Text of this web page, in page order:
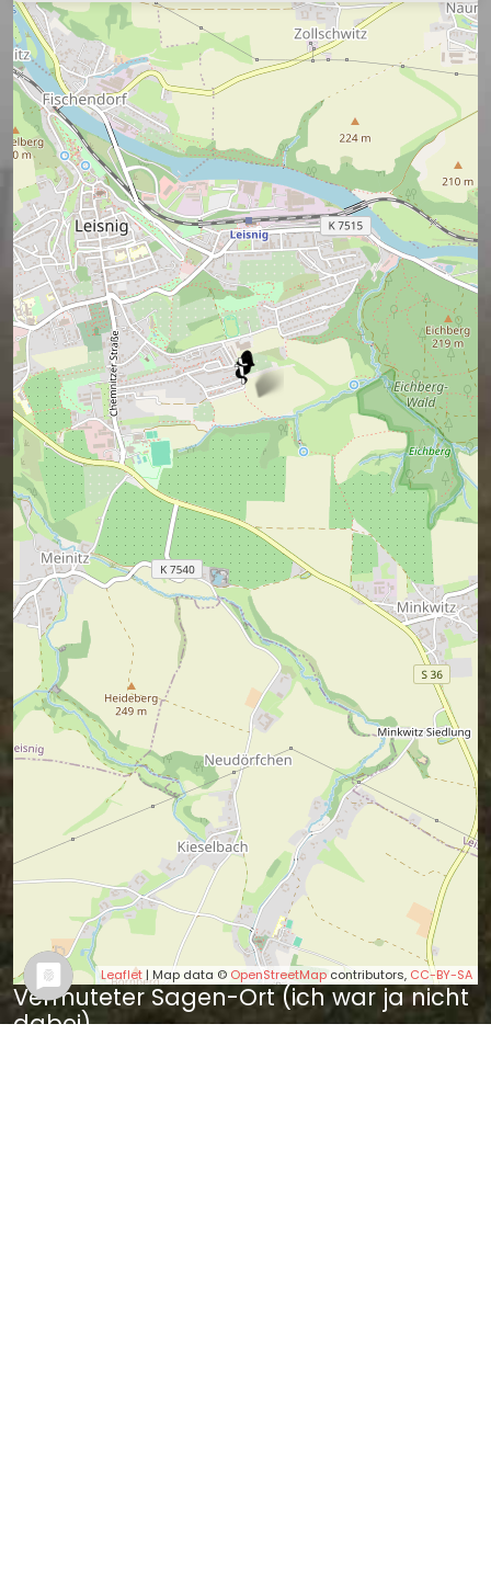
Leaflet | Map data © OpenStreetMap contributors, CC-BY-SA
Vermuteter Sagen-Ort (ich war ja nicht
dabei).